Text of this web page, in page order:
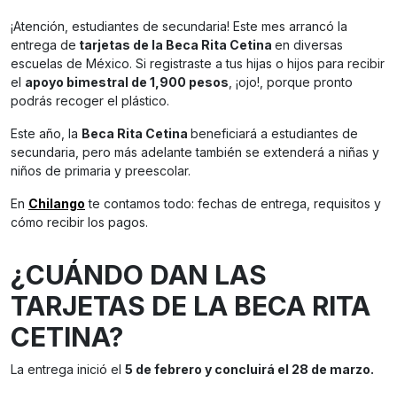
¡Atención, estudiantes de secundaria! Este mes arrancó la
entrega de tarjetas de la Beca Rita Cetina en diversas
escuelas de México. Si registraste a tus hijas o hijos para recibir
el apoyo bimestral de 1,900 pesos, ¡ojo!, porque pronto
podrás recoger el plástico.
Este año, la Beca Rita Cetina beneficiará a estudiantes de
secundaria, pero más adelante también se extenderá a niñas y
niños de primaria y preescolar.
En Chilango te contamos todo: fechas de entrega, requisitos y
cómo recibir los pagos.
¿CUÁNDO DAN LAS
TARJETAS DE LA BECA RITA
CETINA?
La entrega inició el 5 de febrero y concluirá el 28 de marzo.